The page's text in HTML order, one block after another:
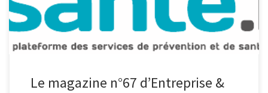
solutions […]
Le magazine n°67 d’Entreprise &